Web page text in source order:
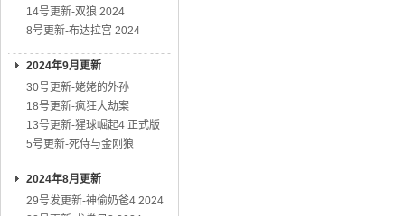
14号更新-双狼 2024
8号更新-布达拉宫 2024
2024年9月更新
30号更新-姥姥的外孙
18号更新-疯狂大劫案
13号更新-猩球崛起4 正式版
5号更新-死侍与金刚狼
2024年8月更新
29号发更新-神偷奶爸4 2024